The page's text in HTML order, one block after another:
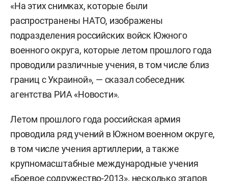
«На этих снимках, которые были
распространены НАТО, изображены
подразделения российских войск Южного
военного округа, которые летом прошлого года
проводили различные учения, в том числе близ
границ с Украиной», — сказал собеседник
агентства РИА «Новости».
Летом прошлого года российская армия
проводила ряд учений в Южном военном округе,
в том числе учения артиллерии, а также
крупномасштабные международные учения
«Боевое содружество-2013», несколько этапов